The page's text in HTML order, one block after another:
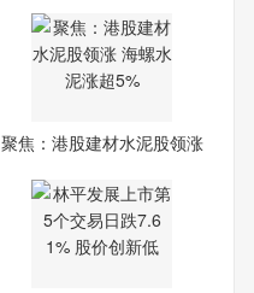
聚焦：港股建材水泥股领涨